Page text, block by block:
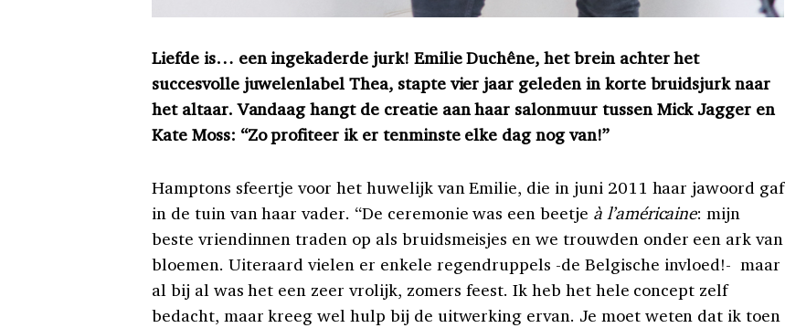
Liefde is… een ingekaderde jurk! Emilie Duchêne, het brein achter het
succesvolle juwelenlabel Thea, stapte vier jaar geleden in korte bruidsjurk naar
het altaar. Vandaag hangt de creatie aan haar salonmuur tussen Mick Jagger en
Kate Moss: “Zo profiteer ik er tenminste elke dag nog van!”
Hamptons sfeertje voor het huwelijk van Emilie, die in juni 2011 haar jawoord gaf
in de tuin van haar vader. “De ceremonie was een beetje à l’américaine: mijn
beste vriendinnen traden op als bruidsmeisjes en we trouwden onder een ark van
bloemen. Uiteraard vielen er enkele regendruppels -de Belgische invloed!- maar
al bij al was het een zeer vrolijk, zomers feest. Ik heb het hele concept zelf
bedacht, maar kreeg wel hulp bij de uitwerking ervan. Je moet weten dat ik toen